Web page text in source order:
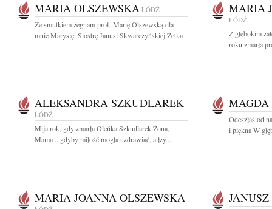
MARIA OLSZEWSKA ŁÓDŹ
Ze smutkiem żegnam prof. Marię Olszewską dla
mnie Marysię, Siostrę Janusi Skwarczyńskiej Zetka
MARIA
ŁÓDŹ
Z głębokim
roku zmarła
ALEKSANDRA SZKUDLAREK
ŁÓDŹ
Mija rok, gdy zmarła Oleńka Szkudlarek Żona,
Mama ...gdyby miłość mogła uzdrawiać, a łzy...
MAGDA
Odeszłaś od
i piękna W
MARIA JOANNA OLSZEWSKA